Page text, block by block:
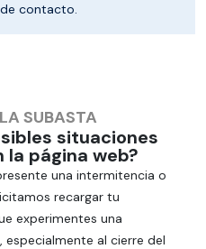
de contacto.
SUBASTA
situaciones
página web?
una intermitencia o
recargar tu
experimentes una
al cierre del